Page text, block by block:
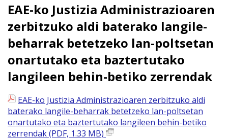
EAE-ko Justizia Administrazioaren
zerbitzuko aldi baterako langile-
beharrak betetzeko lan-poltsetan
onartutako eta baztertutako
langileen behin-betiko zerrendak
EAE-ko Justizia Administrazioaren zerbitzuko aldi
baterako langile-beharrak betetzeko lan-poltsetan
onartutako eta baztertutako langileen behin-betiko
zerrendak (PDF, 1.33 MB)